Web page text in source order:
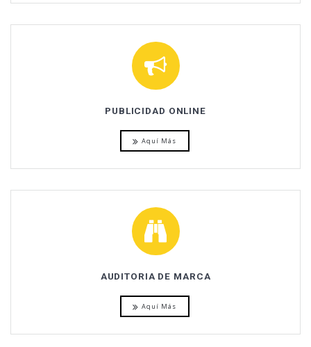
PUBLICIDAD ONLINE
Aquí Más
AUDITORIA DE MARCA
Aquí Más